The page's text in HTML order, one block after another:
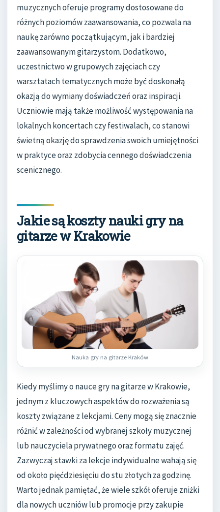
muzycznych oferuje programy dostosowane do
różnych poziomów zaawansowania, co pozwala na
naukę zarówno początkującym, jak i bardziej
zaawansowanym gitarzystom. Dodatkowo,
uczestnictwo w grupowych zajęciach czy
warsztatach tematycznych może być doskonałą
okazją do wymiany doświadczeń oraz inspiracji.
Uczniowie mają także możliwość występowania na
lokalnych koncertach czy festiwalach, co stanowi
świetną okazję do sprawdzenia swoich umiejętności
w praktyce oraz zdobycia cennego doświadczenia
scenicznego.
Jakie są koszty nauki gry na
gitarze w Krakowie
Nauka gry na gitarze Kraków
Kiedy myślimy o nauce gry na gitarze w Krakowie,
jednym z kluczowych aspektów do rozważenia są
koszty związane z lekcjami. Ceny mogą się znacznie
różnić w zależności od wybranej szkoły muzycznej
lub nauczyciela prywatnego oraz formatu zajęć.
Zazwyczaj stawki za lekcje indywidualne wahają się
od około pięćdziesięciu do stu złotych za godzinę.
Warto jednak pamiętać, że wiele szkół oferuje zniżki
dla nowych uczniów lub promocje przy zakupie